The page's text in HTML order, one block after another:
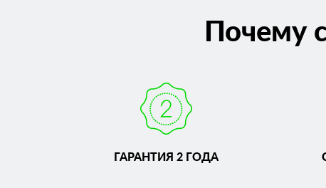
Почему
ГАРАНТИЯ 2 ГОДА